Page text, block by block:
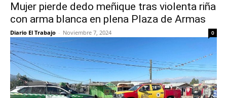
Mujer pierde dedo meñique tras violenta riña
con arma blanca en plena Plaza de Armas
Diario El Trabajo - Noviembre 7, 2024 0